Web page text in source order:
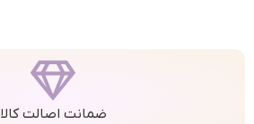
ضمانت اصالت کالا